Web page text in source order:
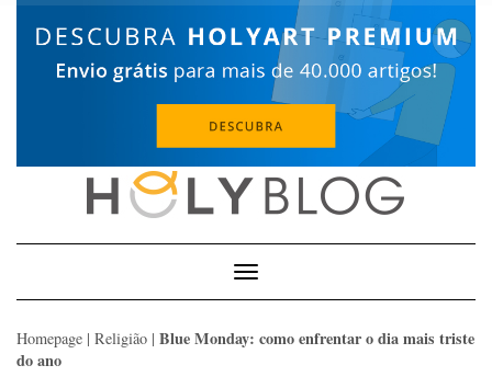
Toggle
Navigation
Homepage | Religião | Blue Monday: como enfrentar o dia mais triste
do ano